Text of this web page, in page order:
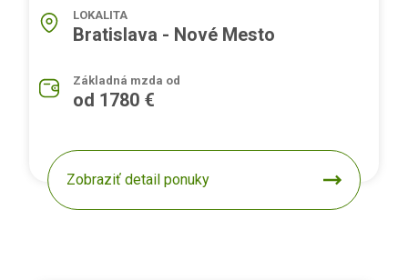
LOKALITA
Bratislava - Nové Mesto
Základná mzda od
od 1780 €
Zobraziť detail ponuky